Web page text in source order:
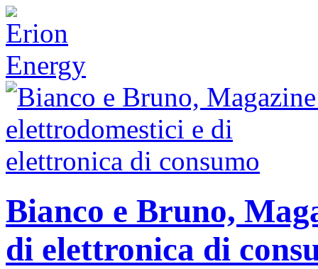
Bianco e Bruno,
di elettronica di